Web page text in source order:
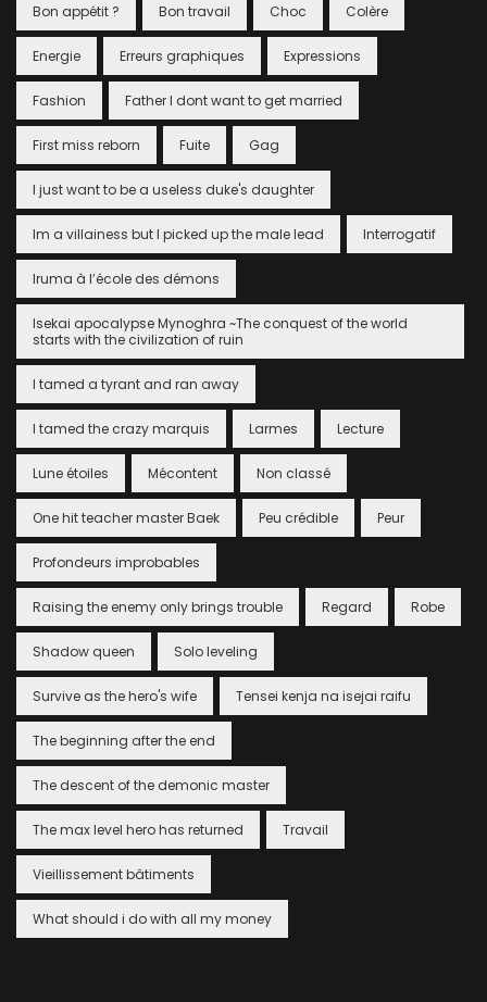
Bon appétit ? Bon travail Choc Colère
Energie Erreurs graphiques Expressions
Fashion Father I dont want to get married
First miss reborn Fuite Gag
I just want to be a useless duke's daughter
Im a villainess but I picked up the male lead Interrogatif
Iruma à l’école des démons
Isekai apocalypse Mynoghra ~The conquest of the world
starts with the civilization of ruin
I tamed a tyrant and ran away
I tamed the crazy marquis Larmes Lecture
Lune étoiles Mécontent Non classé
One hit teacher master Baek Peu crédible Peur
Profondeurs improbables
Raising the enemy only brings trouble Regard Robe
Shadow queen Solo leveling
Survive as the hero's wife Tensei kenja na isejai raifu
The beginning after the end
The descent of the demonic master
The max level hero has returned Travail
Vieillissement bâtiments
What should i do with all my money